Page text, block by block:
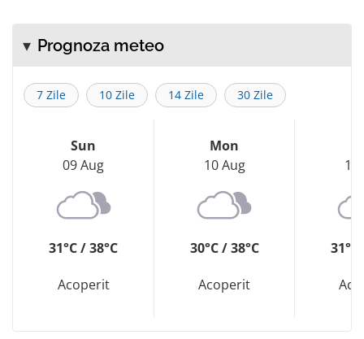
Prognoza meteo
7 Zile 10 Zile 14 Zile 30 Zile
Sun
09 Aug
31°C / 38°C
Acoperit
Mon
10 Aug
30°C / 38°C
Acoperit
11
31°C